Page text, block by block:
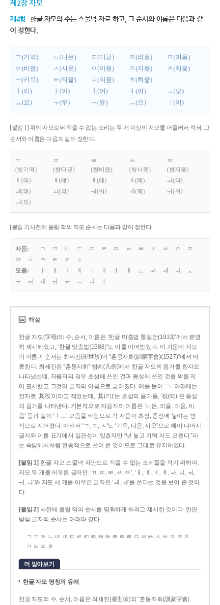
제2장 자모
제4항 한글 자모의 수는 스물넉 자로 하고, 그 순서와 이름은 다음과 같
이 정한다.
ㄱ(기역) ㄴ(니은) ㄷ(디귿) ㄹ(리을)
ㅁ(미음)
ㅂ(비읍)
ㅅ(시옷) ㅇ(이응) ㅈ(지읒)
ㅊ(치읓)
ㅋ(키읔)
ㅌ(티읕) ㅍ(피읖)
ㅎ(히읗)
ㅏ(아)
ㅑ(야) ㅓ(어) ㅕ(여)
ㅗ(오)
ㅛ(요)
ㅜ(우) ㅠ(유) ㅡ(으) ㅣ(이)
[붙임 1] 위의 자모로써 적을 수 없는 소리는 두 개 이상의 자모를 어울러서 적되, 그
순서와 이름은 다음과 같이 정한다.
ㄲ
(쌍기역)
ㄸ
(쌍디귿)
ㅃ
(쌍비읍)
ㅆ
(쌍시옷)
ㅉ
(쌍지읒)
ㅐ(애)
ㅒ(얘) ㅔ(에) ㅖ(예)
ㅘ(와)
ㅙ(왜)
ㅚ(외) ㅝ(워) ㅞ(웨)
ㅟ(위)
ㅢ(의)
[붙임 2] 사전에 올릴 적의 자모 순서는 다음과 같이 정한다.
자음: ㄱ ㄲ ㄴ ㄷ ㄸ ㄹ ㅁ ㅂ ㅃ ㅅ ㅆ ㅇ
ㅈ
ㅉ
ㅊ ㅋ ㅌ ㅍ
ㅎ
모음:
ㅏ ㅐ ㅑ ㅒ ㅓ ㅔ ㅕ ㅖ ㅗ ㅘ ㅙ ㅚ
ㅛ
ㅜ
ㅝ ㅞ ㅟ ㅠ ㅡ ㅢ
해설
한글 자모(字母)의 수, 순서, 이름은 ‘한글 마춤법 통일안(1933)’에서 분명
히 제시되었고, ‘한글 맞춤법(1988)’도 이를 이어받았다. 이 가운데 자모
의 이름과 순서는 최세진(崔世珍)의 “훈몽자회(訓蒙字會)(1527)”에서 비
롯한다. 최세진은 “훈몽자회” 범례(凡例)에서 한글 자모의 음가를 한자로
나타냈는데, 자음자의 경우 초성에 쓰인 것과 종성에 쓰인 것을 짝을 지
어 표시했고 그것이 글자의 이름으로 굳어졌다. 예를 들어 ‘ㄱ’ 아래에는
한자로 ‘其役’이라고 적었는데, ‘其(기)’는 초성의 음가를, ‘役(역)’은 종성
의 음가를 나타낸다. 기본적으로 자음자의 이름은 ‘니은, 리을, 미음, 비
읍’ 등과 같이 ‘ㅣㅡ’ 모음을 바탕으로 각 자음이 초성, 종성에 놓이는 방
식으로 지어졌다. 따라서 ‘ㄱ, ㄷ, ㅅ’도 ‘기윽, 디읃, 시읏’으로 해야 나머지
글자와 이름 표기에서 일관성이 있겠지만 “낫 놓고 기역 자도 모른다.”라
는 속담에서처럼 전통적으로 쓰여 온 것이므로 그대로 유지하였다.
[붙임 1] 한글 자모 스물넉 자만으로 적을 수 없는 소리들을 적기 위하여,
자모 두 개를 어우른 글자인 ‘ㄲ, ㄸ, ㅃ, ㅆ, ㅉ’, ‘ㅐ, ㅒ, ㅔ, ㅖ, ㅘ, ㅚ, ㅝ,
ㅟ, ㅢ’와 자모 세 개를 어우른 글자인 ‘ㅙ, ㅞ’를 쓴다는 것을 보여 준 것이
다.
[붙임 2] 사전에 올릴 적의 순서를 명확하게 하려고 제시한 것이다. 한편
받침 글자의 순서는 아래와 같다.
ㄱ ㄲ ㄳ ㄴ ㄵ ㄶ ㄷ ㄹ ㄺ ㄻ ㄼ ㄽ ㄾ ㄿ ㅀ ㅁ ㅂ ㅄ ㅅ ㅆ ㅇ ㅈ ㅊ
ㅋ ㅌ ㅍ ㅎ
더 알아보기
한글 자모 명칭의 유래
한글 자모의 수, 순서, 이름은 최세진(崔世珍)의 “훈몽자회(訓蒙字會)